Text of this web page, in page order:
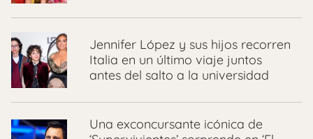
Jennifer López y sus hijos recorren
Italia en un último viaje juntos
antes del salto a la universidad
Una exconcursante icónica de